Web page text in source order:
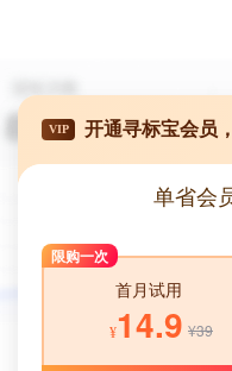
VIP 开通寻标宝会员
单省会
限购一次
首月试用
¥14.9 ¥39